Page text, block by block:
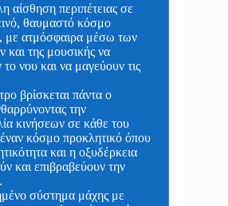
αίσθηση περιπέτειας σε
θαυμαστό κόσμο
με ατμόσφαιρα μέσω των
και της μουσικής να
το νου και να μαγεύουν τις
βρίσκεται πάντα ο
την
κινήσεων σε κάθε του
κόσμο προκλητικό όπου
και η οξυδέρκεια
και επιβραβεύουν την
σύστημα μάχης με